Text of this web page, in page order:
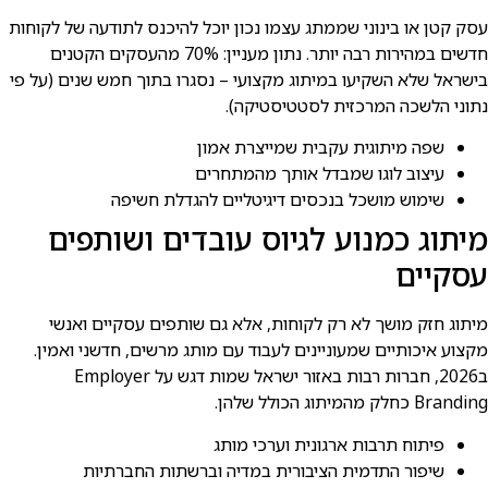
עסק קטן או בינוני שממתג עצמו נכון יוכל להיכנס לתודעה של לקוחות
חדשים במהירות רבה יותר. נתון מעניין: 70% מהעסקים הקטנים
בישראל שלא השקיעו במיתוג מקצועי – נסגרו בתוך חמש שנים (על פי
נתוני הלשכה המרכזית לסטטיסטיקה).
שפה מיתוגית עקבית שמייצרת אמון
עיצוב לוגו שמבדל אותך מהמתחרים
שימוש מושכל בנכסים דיגיטליים להגדלת חשיפה
מיתוג כמנוע לגיוס עובדים ושותפים
עסקיים
מיתוג חזק מושך לא רק לקוחות, אלא גם שותפים עסקיים ואנשי
מקצוע איכותיים שמעוניינים לעבוד עם מותג מרשים, חדשני ואמין.
ב2026, חברות רבות באזור ישראל שמות דגש על Employer
Branding כחלק מהמיתוג הכולל שלהן.
פיתוח תרבות ארגונית וערכי מותג
שיפור התדמית הציבורית במדיה וברשתות החברתיות